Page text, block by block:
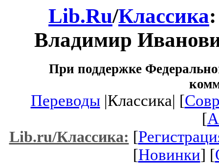
Lib.Ru/Классика
Владимир
При поддержке
Переводы|Классика| [
[
Lib.ru/Классика: [
[Новинки] [